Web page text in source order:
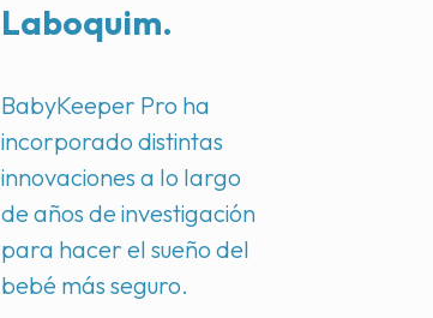
Laboquim.
BabyKeeper Pro ha
incorporado distintas
innovaciones a lo largo
de años de investigación
para hacer el sueño del
bebé más seguro.